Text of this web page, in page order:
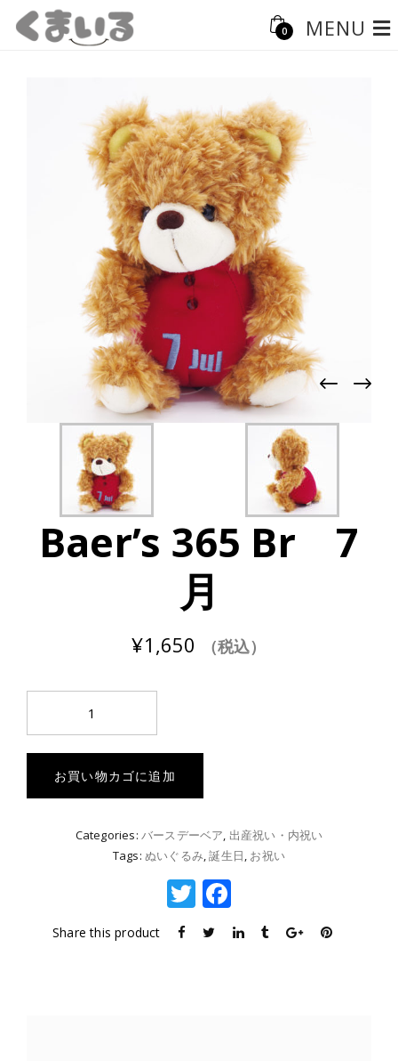
MENU
0
Baer’s 365 Br 7
月
¥1,650 （税込）
Br
7
月
お買い物カゴに追加
Categories: バースデーベア 出産祝い・内祝い
Tags:ぬいぐるみ ,誕生日 お祝い
T
w
it
a
c
Share this product